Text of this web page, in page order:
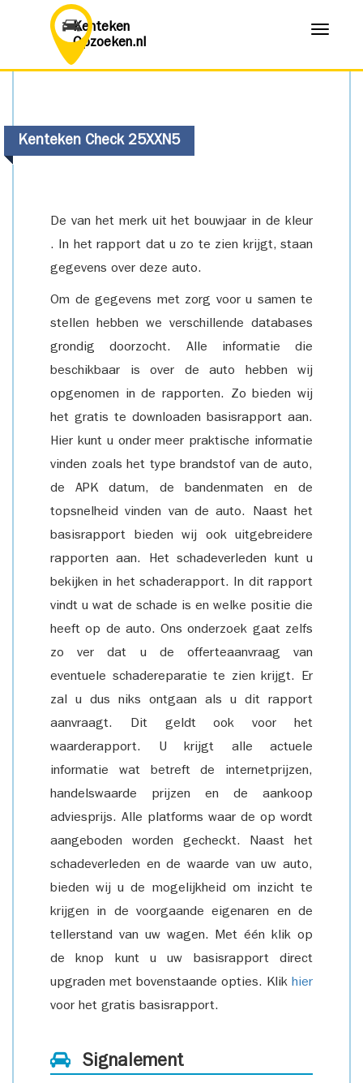
Kenteken
Opzoeken.nl
Menu
Kenteken Check 25XXN5
De van het merk uit het bouwjaar in de kleur
. In het rapport dat u zo te zien krijgt, staan
gegevens over deze auto.
Om de gegevens met zorg voor u samen te
stellen hebben we verschillende databases
grondig doorzocht. Alle informatie die
beschikbaar is over de auto hebben wij
opgenomen in de rapporten. Zo bieden wij
het gratis te downloaden basisrapport aan.
Hier kunt u onder meer praktische informatie
vinden zoals het type brandstof van de auto,
de APK datum, de bandenmaten en de
topsnelheid vinden van de auto. Naast het
basisrapport bieden wij ook uitgebreidere
rapporten aan. Het schadeverleden kunt u
bekijken in het schaderapport. In dit rapport
vindt u wat de schade is en welke positie die
heeft op de auto. Ons onderzoek gaat zelfs
zo ver dat u de offerteaanvraag van
eventuele schadereparatie te zien krijgt. Er
zal u dus niks ontgaan als u dit rapport
aanvraagt. Dit geldt ook voor het
waarderapport. U krijgt alle actuele
informatie wat betreft de internetprijzen,
handelswaarde prijzen en de aankoop
adviesprijs. Alle platforms waar de op wordt
aangeboden worden gecheckt. Naast het
schadeverleden en de waarde van uw auto,
bieden wij u de mogelijkheid om inzicht te
krijgen in de voorgaande eigenaren en de
tellerstand van uw wagen. Met één klik op
de knop kunt u uw basisrapport direct
upgraden met bovenstaande opties. Klik hier
voor het gratis basisrapport.
Signalement